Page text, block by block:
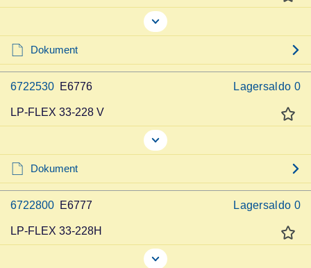
Dokument
6722530 E6776 Lagersaldo 0
LP-FLEX 33-228 V
Dokument
6722800 E6777 Lagersaldo 0
LP-FLEX 33-228H